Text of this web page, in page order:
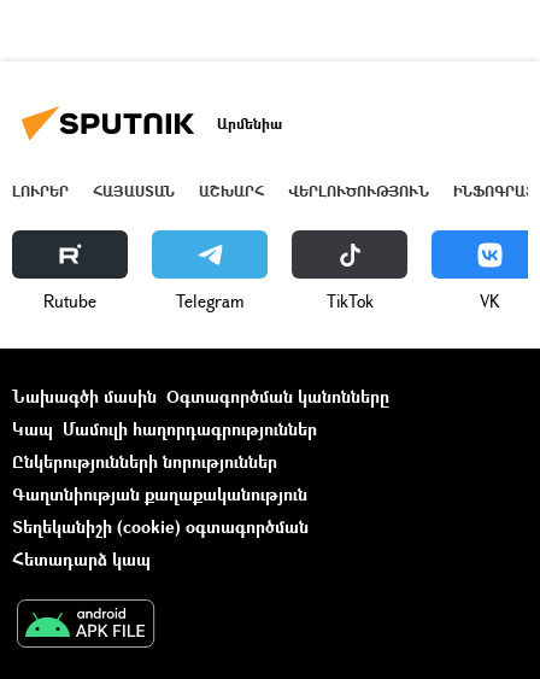
Արմենիա
ԼՈՒՐԵՐ ՀԱՅԱՍՏԱՆ ԱՇԽԱՐՀ ՎԵՐԼՈՒԾՈՒԹՅՈՒՆ
Rutube Telegram ТikТоk VK
Նախագծի մասին Օգտագործման կանոնները
Կապ Մամուլի հաղորդագրություններ
Ընկերությունների նորություններ
Գաղտնիության քաղաքականություն
Տեղեկանիշի (cookie) օգտագործման
Հետադարձ կապ